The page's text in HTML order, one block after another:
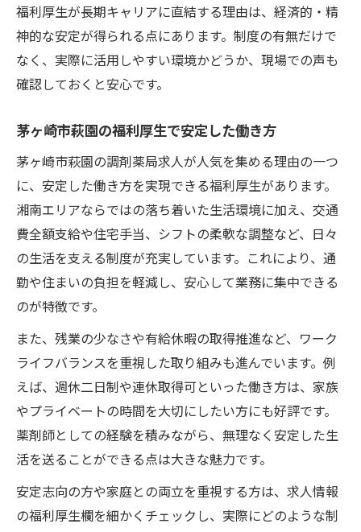
福利厚生が長期キャリアに直結する理由は、経済的・精
神的な安定が得られる点にあります。制度の有無だけで
なく、実際に活用しやすい環境かどうか、現場での声も
確認しておくと安心です。
茅ヶ崎市萩園の福利厚生で安定した働き方
茅ヶ崎市萩園の調剤薬局求人が人気を集める理由の一つ
に、安定した働き方を実現できる福利厚生があります。
湘南エリアならではの落ち着いた生活環境に加え、交通
費全額支給や住宅手当、シフトの柔軟な調整など、日々
の生活を支える制度が充実しています。これにより、通
勤や住まいの負担を軽減し、安心して業務に集中できる
のが特徴です。
また、残業の少なさや有給休暇の取得推進など、ワーク
ライフバランスを重視した取り組みも進んでいます。例
えば、週休二日制や連休取得可といった働き方は、家族
やプライベートの時間を大切にしたい方にも好評です。
薬剤師としての経験を積みながら、無理なく安定した生
活を送ることができる点は大きな魅力です。
安定志向の方や家庭との両立を重視する方は、求人情報
の福利厚生欄を細かくチェックし、実際にどのような制